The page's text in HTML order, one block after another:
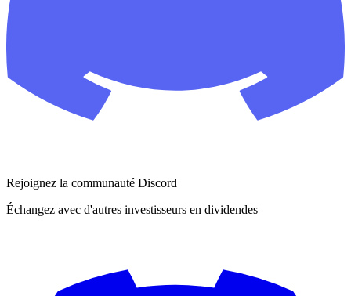
Rejoignez la communauté Discord
Échangez avec d'autres investisseurs en dividendes